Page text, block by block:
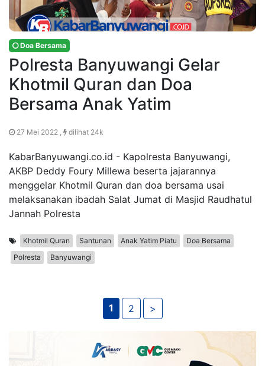
Doa Bersama
Polresta Banyuwangi Gelar
Khotmil Quran dan Doa
Bersama Anak Yatim
27 Mei 2022 , dilihat 24k
KabarBanyuwangi.co.id - Kapolresta Banyuwangi,
AKBP Deddy Foury Millewa beserta jajarannya
menggelar Khotmil Quran dan doa bersama usai
melaksanakan ibadah Salat Jumat di Masjid Raudhatul
Jannah Polresta
Khotmil Quran Santunan Anak Yatim Piatu
Doa Bersama
Polresta
Banyuwangi
1 2 >